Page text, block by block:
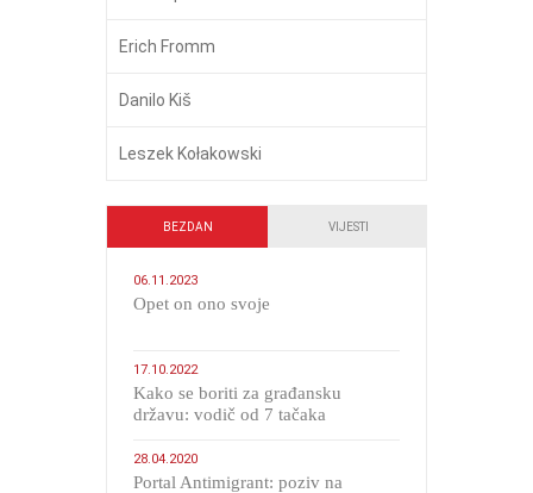
Erich Fromm
Danilo Kiš
Leszek Kołakowski
BEZDAN VIJESTI
06.11.2023
​Opet on ono svoje
17.10.2022
Kako se boriti za građansku
državu: vodič od 7 tačaka
28.04.2020
Portal Antimigrant: poziv na